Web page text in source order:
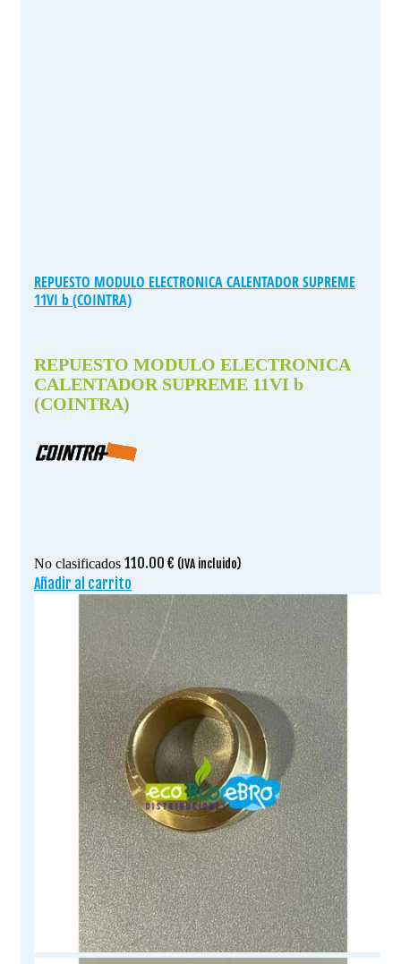
REPUESTO MODULO ELECTRONICA CALENTADOR SUPREME
11VI b (COINTRA)
REPUESTO MODULO ELECTRONICA
CALENTADOR SUPREME 11VI b
(COINTRA)
No clasificados 110.00 € (IVA incluido)
Añadir al carrito